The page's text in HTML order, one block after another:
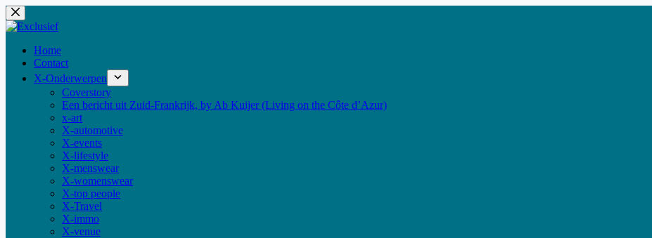
Skip
to
Home
Contact
X-Onderwerpen
Coverstory
Een bericht uit Zuid-Frankrijk, by Ab Kuijer (Living on the Côte d’Azur)
x-art
X-automotive
X-events
X-lifestyle
X-menswear
X-womenswear
X-top people
X-Travel
X-immo
X-venue